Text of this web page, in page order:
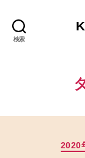
検索
2020